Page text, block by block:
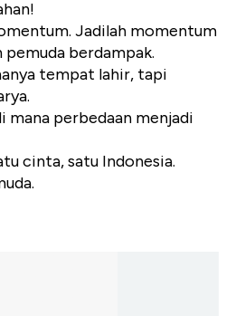
Jadilah momentum
berdampak.
tempat lahir, tapi
mana perbedaan menjadi
cinta, satu Indonesia.